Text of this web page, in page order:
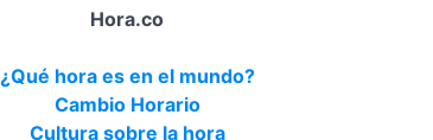
Hora.co
¿Qué hora es en el mundo?
Cambio Horario
Cultura sobre la hora